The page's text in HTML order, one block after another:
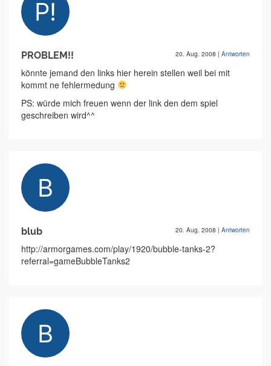
PROBLEM!! 20. Aug. 2008 | Antworten
könnte jemand den links hier herein stellen weil bei mit
kommt ne fehlermedung
PS: würde mich freuen wenn der link den dem spiel
geschreiben wird^^
blub 20. Aug. 2008 | Antworten
http://armorgames.com/play/1920/bubble-tanks-2?
referral=gameBubbleTanks2